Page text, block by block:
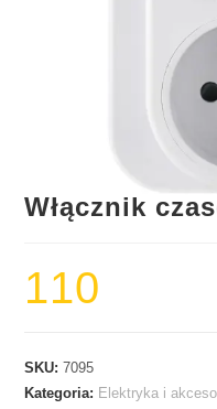
Włącznik
110
SKU:7095
Kategoria: Elektryka i